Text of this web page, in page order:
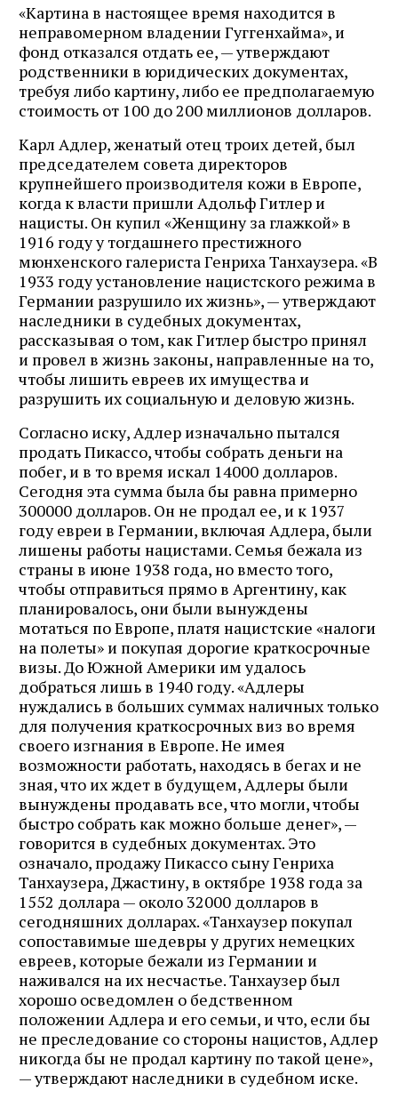
«Картина в настоящее время находится в
неправомерном владении Гуггенхайма», и
фонд отказался отдать ее, — утверждают
родственники в юридических документах,
требуя либо картину, либо ее предполагаемую
стоимость от 100 до 200 миллионов долларов.
Карл Адлер, женатый отец троих детей, был
председателем совета директоров
крупнейшего производителя кожи в Европе,
когда к власти пришли Адольф Гитлер и
нацисты. Он купил «Женщину за глажкой» в
1916 году у тогдашнего престижного
мюнхенского галериста Генриха Танхаузера. «В
1933 году установление нацистского режима в
Германии разрушило их жизнь», — утверждают
наследники в судебных документах,
рассказывая о том, как Гитлер быстро принял
и провел в жизнь законы, направленные на то,
чтобы лишить евреев их имущества и
разрушить их социальную и деловую жизнь.
Согласно иску, Адлер изначально пытался
продать Пикассо, чтобы собрать деньги на
побег, и в то время искал 14000 долларов.
Сегодня эта сумма была бы равна примерно
300000 долларов. Он не продал ее, и к 1937
году евреи в Германии, включая Адлера, были
лишены работы нацистами. Семья бежала из
страны в июне 1938 года, но вместо того,
чтобы отправиться прямо в Аргентину, как
планировалось, они были вынуждены
мотаться по Европе, платя нацистские «налоги
на полеты» и покупая дорогие краткосрочные
визы. До Южной Америки им удалось
добраться лишь в 1940 году. «Адлеры
нуждались в больших суммах наличных только
для получения краткосрочных виз во время
своего изгнания в Европе. Не имея
возможности работать, находясь в бегах и не
зная, что их ждет в будущем, Адлеры были
вынуждены продавать все, что могли, чтобы
быстро собрать как можно больше денег», —
говорится в судебных документах. Это
означало, продажу Пикассо сыну Генриха
Танхаузера, Джастину, в октябре 1938 года за
1552 доллара — около 32000 долларов в
сегодняшних долларах. «Танхаузер покупал
сопоставимые шедевры у других немецких
евреев, которые бежали из Германии и
наживался на их несчастье. Танхаузер был
хорошо осведомлен о бедственном
положении Адлера и его семьи, и что, если бы
не преследование со стороны нацистов, Адлер
никогда бы не продал картину по такой цене»,
— утверждают наследники в судебном иске.